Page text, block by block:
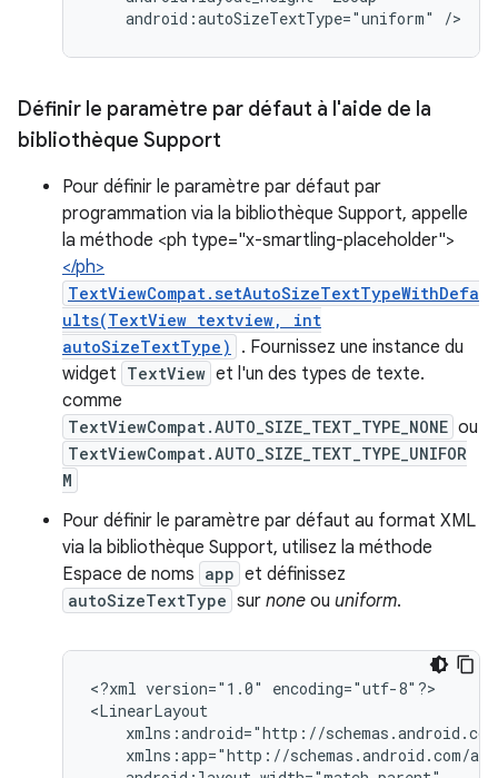
android:autoSizeTextType="uniform"
/>
Définir le paramètre par défaut à l'aide de la
bibliothèque Support
Pour définir le paramètre par défaut par
programmation via la bibliothèque Support, appelle
la méthode <ph type="x-smartling-placeholder">
</ph>
TextViewCompat.setAutoSizeTextTypeWithDefa
ults(TextView textview, int
autoSizeTextType)
. Fournissez une instance du
widget TextView et l'un des types de texte.
comme
TextViewCompat.AUTO_SIZE_TEXT_TYPE_NONE ou
TextViewCompat.AUTO_SIZE_TEXT_TYPE_UNIFOR
M
Pour définir le paramètre par défaut au format XML
via la bibliothèque Support, utilisez la méthode
Espace de noms app et définissez
autoSizeTextType sur none ou uniform.
<?xml version="1.0"
encoding="utf-8"?>